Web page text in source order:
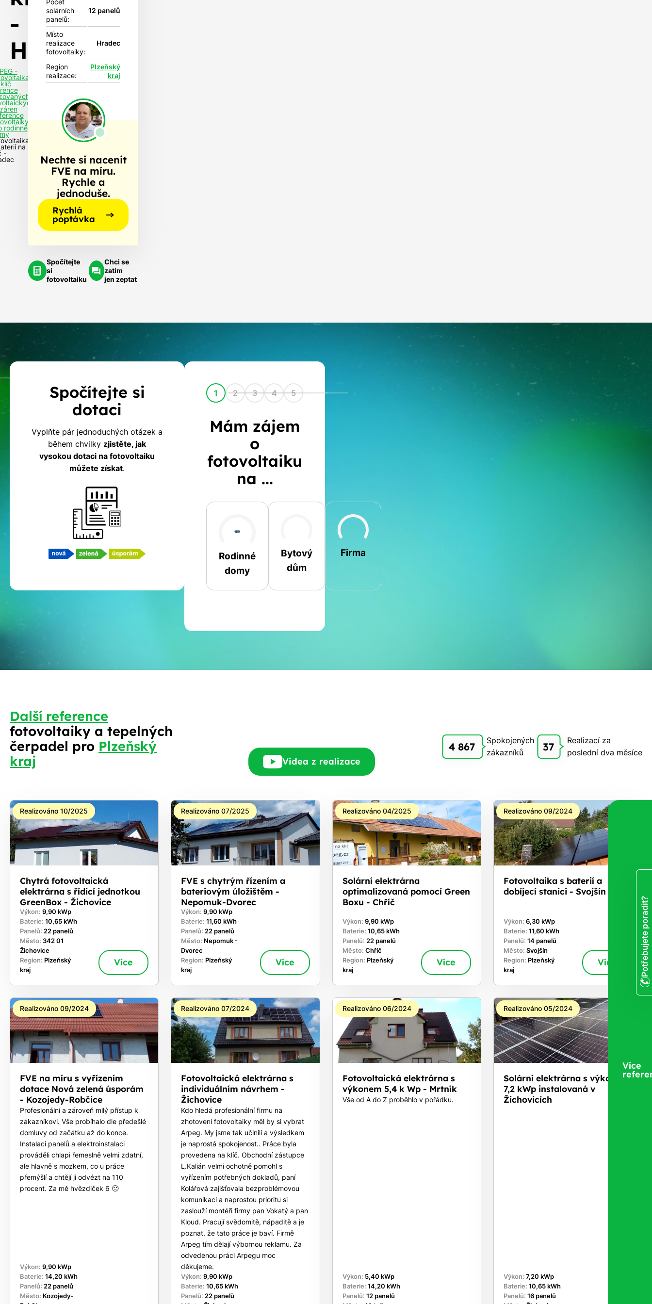
-
Hradec
-
rodinné
na
-
Počet
solárních
panelů:
12 panelů
Místo
realizace
fotovoltaiky:
Hradec
Region
realizace:
Plzeňský
kraj
Nechte si nacenit
FVE na míru.
Rychle a
jednoduše.
Rychlá
poptávka
Spočítejte
si
fotovoltaiku
Chci se
zatím
jen zeptat
Kalkulačka
dotací
na
fotovoltaiku
Spočítejte si
dotaci
Vyplňte pár jednoduchých otázek a
během chvilky zjistěte, jak
vysokou dotaci na fotovoltaiku
můžete získat.
1 2 3 4 5
Mám zájem
o
fotovoltaiku
na ...
Rodinné
domy
Bytový
dům
Firma
Jiná
Jméno a příjmení
Další reference
fotovoltaiky a tepelných
čerpadel pro Plzeňský
kraj
Videa z realizace
4 867
Spokojených
zákazníků
37
Realizací za
poslední dva měsíce
Realizováno 10/2025
Chytrá fotovoltaická
elektrárna s řídicí jednotkou
GreenBox - Žichovice
Výkon: 9,90 kWp
Baterie: 10,65 kWh
Panelů: 22 panelů
Město: 342 01
Žichovice
Region: Plzeňský
kraj
Více
Realizováno 07/2025
FVE s chytrým řízením a
bateriovým úložištěm -
Nepomuk-Dvorec
Výkon:9,90 kWp
Baterie:11,60 kWh
Panelů: 22 panelů
Město: Nepomuk -
Dvorec
Region: Plzeňský
kraj
Více
Realizováno 04/2025
Solární elektrárna
optimalizovaná pomocí Green
Boxu - Chříč
Výkon: 9,90 kWp
Baterie: 10,65 kWh
Panelů: 22 panelů
Město: Chříč
Region: Plzeňský
kraj
Více
Realizováno 09/2024
Fotovoltaika s baterií a
dobíjecí stanici - Svojšín
Výkon: 6,30 kWp
Baterie: 11,60 kWh
Panelů: 14 panelů
Město: Svojšín
Region: Plzeňský
kraj
Více
Realizováno 09/2024
FVE na míru s vyřízením
dotace Nová zelená úsporám
- Kozojedy-Robčice
Profesionální a zároveň milý přístup k
zákazníkovi. Vše probíhalo dle předešlé
domluvy od začátku až do konce.
Instalaci panelů a elektroinstalaci
prováděli chlapi řemeslně velmi zdatní,
ale hlavně s mozkem, co u práce
přemýšlí a chtějí ji odvézt na 110
procent. Za mě hvězdiček 6 🙂
Výkon: 9,90 kWp
Baterie: 14,20 kWh
Panelů: 22 panelů
Město: Kozojedy-
Realizováno 07/2024
Fotovoltaická elektrárna s
individuálním návrhem -
Žichovice
Kdo hledá profesionální firmu na
zhotovení fotovoltaiky měl by si vybrat
Arpeg. My jsme tak učinili a výsledkem
je naprostá spokojenost.. Práce byla
provedena na klíč. Obchodní zástupce
L.Kalián velmi ochotně pomohl s
vyřízením potřebných dokladů, paní
Kolářová zajišťovala bezproblémovou
komunikaci a naprostou prioritu si
zaslouží montéři firmy pan Vokatý a pan
Kloud. Pracují svědomitě, nápaditě a je
poznat, že tato práce je baví. Firmě
Arpeg tím dělají výbornou reklamu. Za
odvedenou práci Arpegu moc
děkujeme.
Výkon:9,90 kWp
Baterie:10,65 kWh
Panelů:22 panelů
Realizováno 06/2024
Fotovoltaická elektrárna s
výkonem 5,4 k Wp - Mrtník
Vše od A do Z proběhlo v pořádku.
Výkon: 5,40 kWp
Baterie: 14,20 kWh
Panelů: 12 panelů
Realizováno 05/2024
Solární elektrárna s výkonem
7,2 kWp instalovaná v
Žichovicích
Výkon: 7,20 kWp
Baterie: 10,65 kWh
Panelů: 16 panelů
Více
Potřebujete poradit?